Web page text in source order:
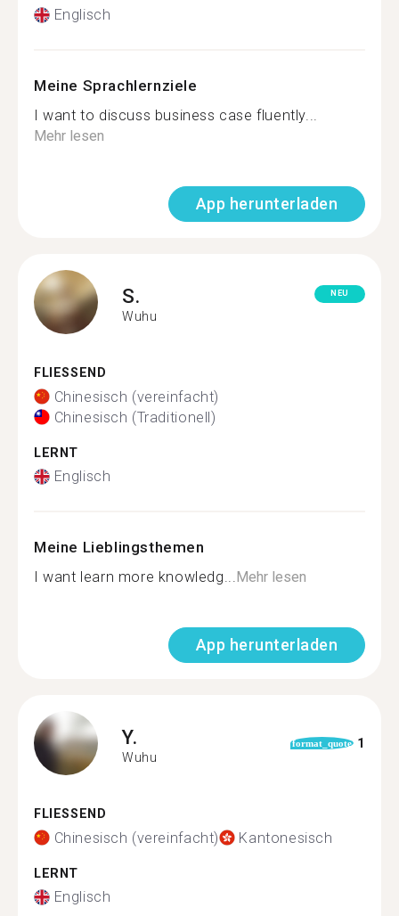
Englisch
Meine Sprachlernziele
I want to discuss business case fluently...
Mehr lesen
App herunterladen
S.
Wuhu
NEU
FLIESSEND
Chinesisch (vereinfacht)
Chinesisch (Traditionell)
LERNT
Englisch
Meine Lieblingsthemen
I want learn more knowledg...Mehr lesen
App herunterladen
Y.
Wuhu
format_quote 1
FLIESSEND
Chinesisch (vereinfacht) Kantonesisch
LERNT
Englisch